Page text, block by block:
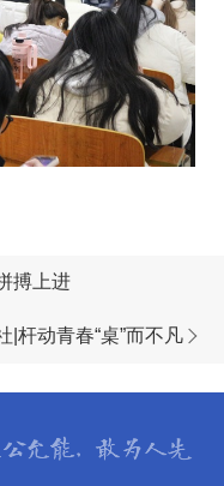
搏上进
|杆动青春“桌”而不凡